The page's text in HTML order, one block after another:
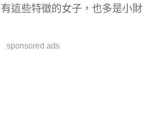
這些特徵的女子，也多是小財
sponsored ads